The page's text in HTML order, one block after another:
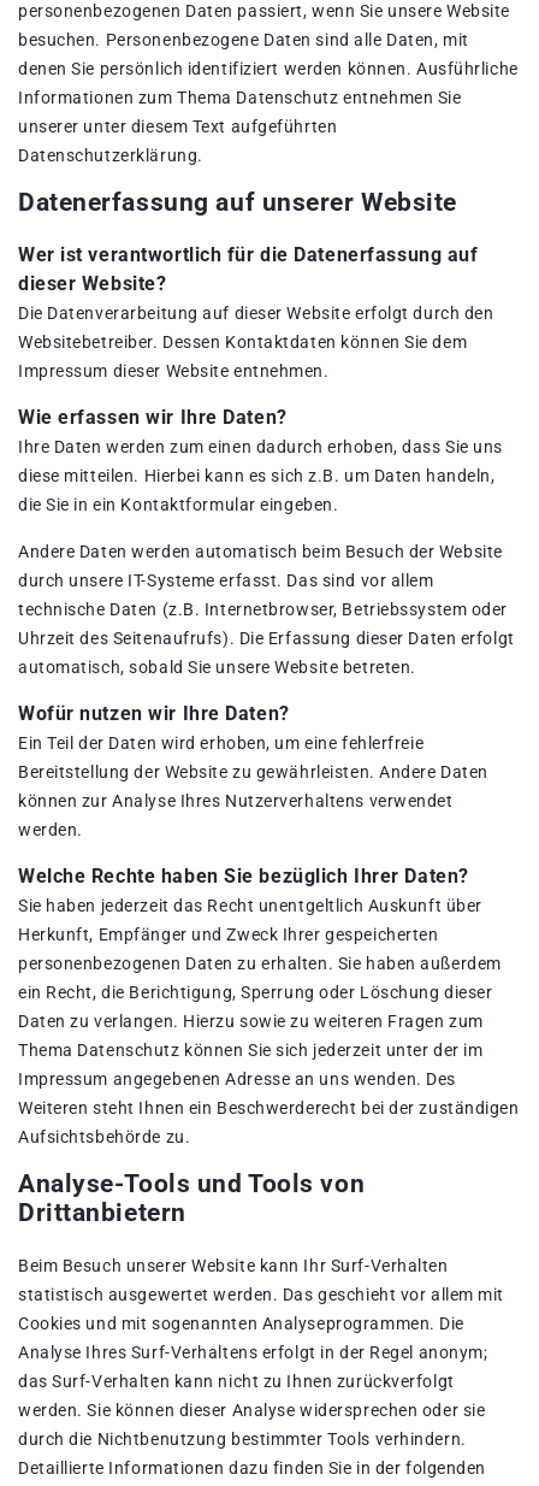
personenbezogenen Daten passiert, wenn Sie unsere Website
besuchen. Personenbezogene Daten sind alle Daten, mit
denen Sie persönlich identifiziert werden können. Ausführliche
Informationen zum Thema Datenschutz entnehmen Sie
unserer unter diesem Text aufgeführten
Datenschutzerklärung.
Datenerfassung auf unserer Website
Wer ist verantwortlich für die Datenerfassung auf
dieser Website?
Die Datenverarbeitung auf dieser Website erfolgt durch den
Websitebetreiber. Dessen Kontaktdaten können Sie dem
Impressum dieser Website entnehmen.
Wie erfassen wir Ihre Daten?
Ihre Daten werden zum einen dadurch erhoben, dass Sie uns
diese mitteilen. Hierbei kann es sich z.B. um Daten handeln,
die Sie in ein Kontaktformular eingeben.
Andere Daten werden automatisch beim Besuch der Website
durch unsere IT-Systeme erfasst. Das sind vor allem
technische Daten (z.B. Internetbrowser, Betriebssystem oder
Uhrzeit des Seitenaufrufs). Die Erfassung dieser Daten erfolgt
automatisch, sobald Sie unsere Website betreten.
Wofür nutzen wir Ihre Daten?
Ein Teil der Daten wird erhoben, um eine fehlerfreie
Bereitstellung der Website zu gewährleisten. Andere Daten
können zur Analyse Ihres Nutzerverhaltens verwendet
werden.
Welche Rechte haben Sie bezüglich Ihrer Daten?
Sie haben jederzeit das Recht unentgeltlich Auskunft über
Herkunft, Empfänger und Zweck Ihrer gespeicherten
personenbezogenen Daten zu erhalten. Sie haben außerdem
ein Recht, die Berichtigung, Sperrung oder Löschung dieser
Daten zu verlangen. Hierzu sowie zu weiteren Fragen zum
Thema Datenschutz können Sie sich jederzeit unter der im
Impressum angegebenen Adresse an uns wenden. Des
Weiteren steht Ihnen ein Beschwerderecht bei der zuständigen
Aufsichtsbehörde zu.
Analyse-Tools und Tools von
Drittanbietern
Beim Besuch unserer Website kann Ihr Surf-Verhalten
statistisch ausgewertet werden. Das geschieht vor allem mit
Cookies und mit sogenannten Analyseprogrammen. Die
Analyse Ihres Surf-Verhaltens erfolgt in der Regel anonym;
das Surf-Verhalten kann nicht zu Ihnen zurückverfolgt
werden. Sie können dieser Analyse widersprechen oder sie
durch die Nichtbenutzung bestimmter Tools verhindern.
Detaillierte Informationen dazu finden Sie in der folgenden